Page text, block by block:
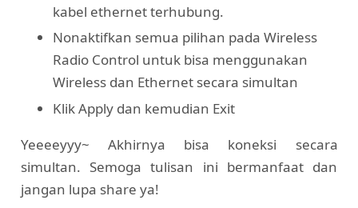
kabel ethernet terhubung.
Nonaktifkan semua pilihan pada Wireless
Radio Control untuk bisa menggunakan
Wireless dan Ethernet secara simultan
Klik Apply dan kemudian Exit
Yeeeeyyy~ Akhirnya bisa koneksi secara
simultan. Semoga tulisan ini bermanfaat dan
jangan lupa share ya!